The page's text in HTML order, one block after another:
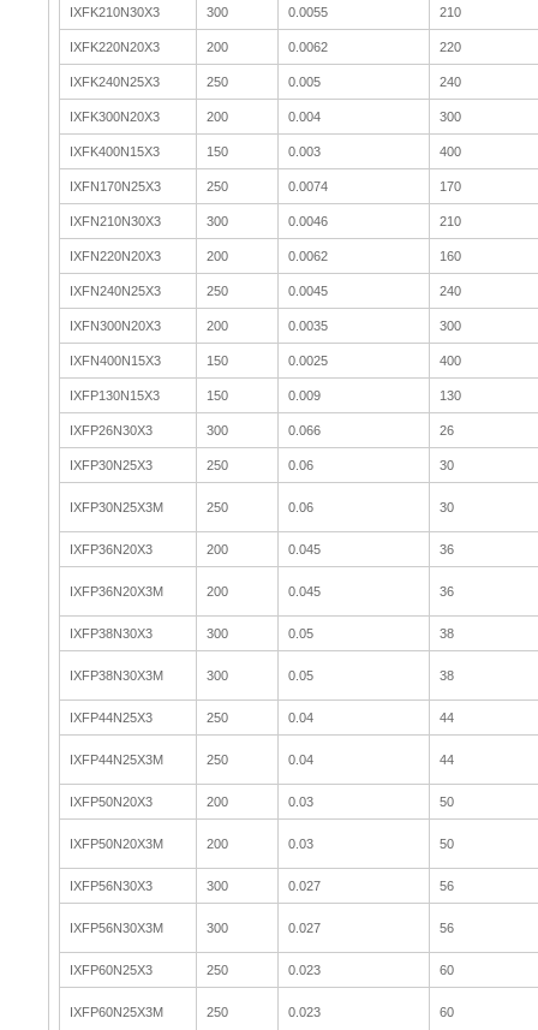
IXFK210N30X3 300 0.0055 210
IXFK220N20X3 200 0.0062 220
IXFK240N25X3 250 0.005 240
IXFK300N20X3 200 0.004 300
IXFK400N15X3 150 0.003 400
IXFN170N25X3 250 0.0074 170
IXFN210N30X3 300 0.0046 210
IXFN220N20X3 200 0.0062 160
IXFN240N25X3 250 0.0045 240
IXFN300N20X3 200 0.0035 300
IXFN400N15X3 150 0.0025 400
IXFP130N15X3 150 0.009 130
IXFP26N30X3 300 0.066 26
IXFP30N25X3 250 0.06 30
IXFP30N25X3M 250 0.06 30
IXFP36N20X3 200 0.045 36
IXFP36N20X3M 200 0.045 36
IXFP38N30X3 300 0.05 38
IXFP38N30X3M 300 0.05 38
IXFP44N25X3 250 0.04 44
IXFP44N25X3M 250 0.04 44
IXFP50N20X3 200 0.03 50
IXFP50N20X3M 200 0.03 50
IXFP56N30X3 300 0.027 56
IXFP56N30X3M 300 0.027 56
IXFP60N25X3 250 0.023 60
IXFP60N25X3M 250 0.023 60